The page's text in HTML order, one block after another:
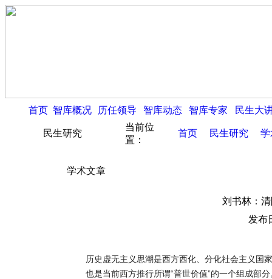
首页 智库概况 历任领导 智库动态 智库专家 民生大
民生研究
当前位
置：
首页 民生研究 学
学术文章
刘书林：
发布
历史虚无主义思潮是西方西化、分化社会主义国
也是当前西方推行所谓“普世价值”的一个组成部